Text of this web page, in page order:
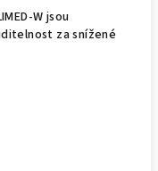
W jsou
za snížené